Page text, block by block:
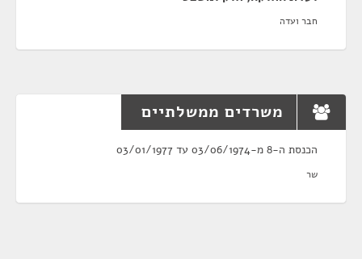
חבר ועדה
משרדים ממשלתיים
הכנסת ה-8 מ-03/06/1974 עד 03/01/1977
שר